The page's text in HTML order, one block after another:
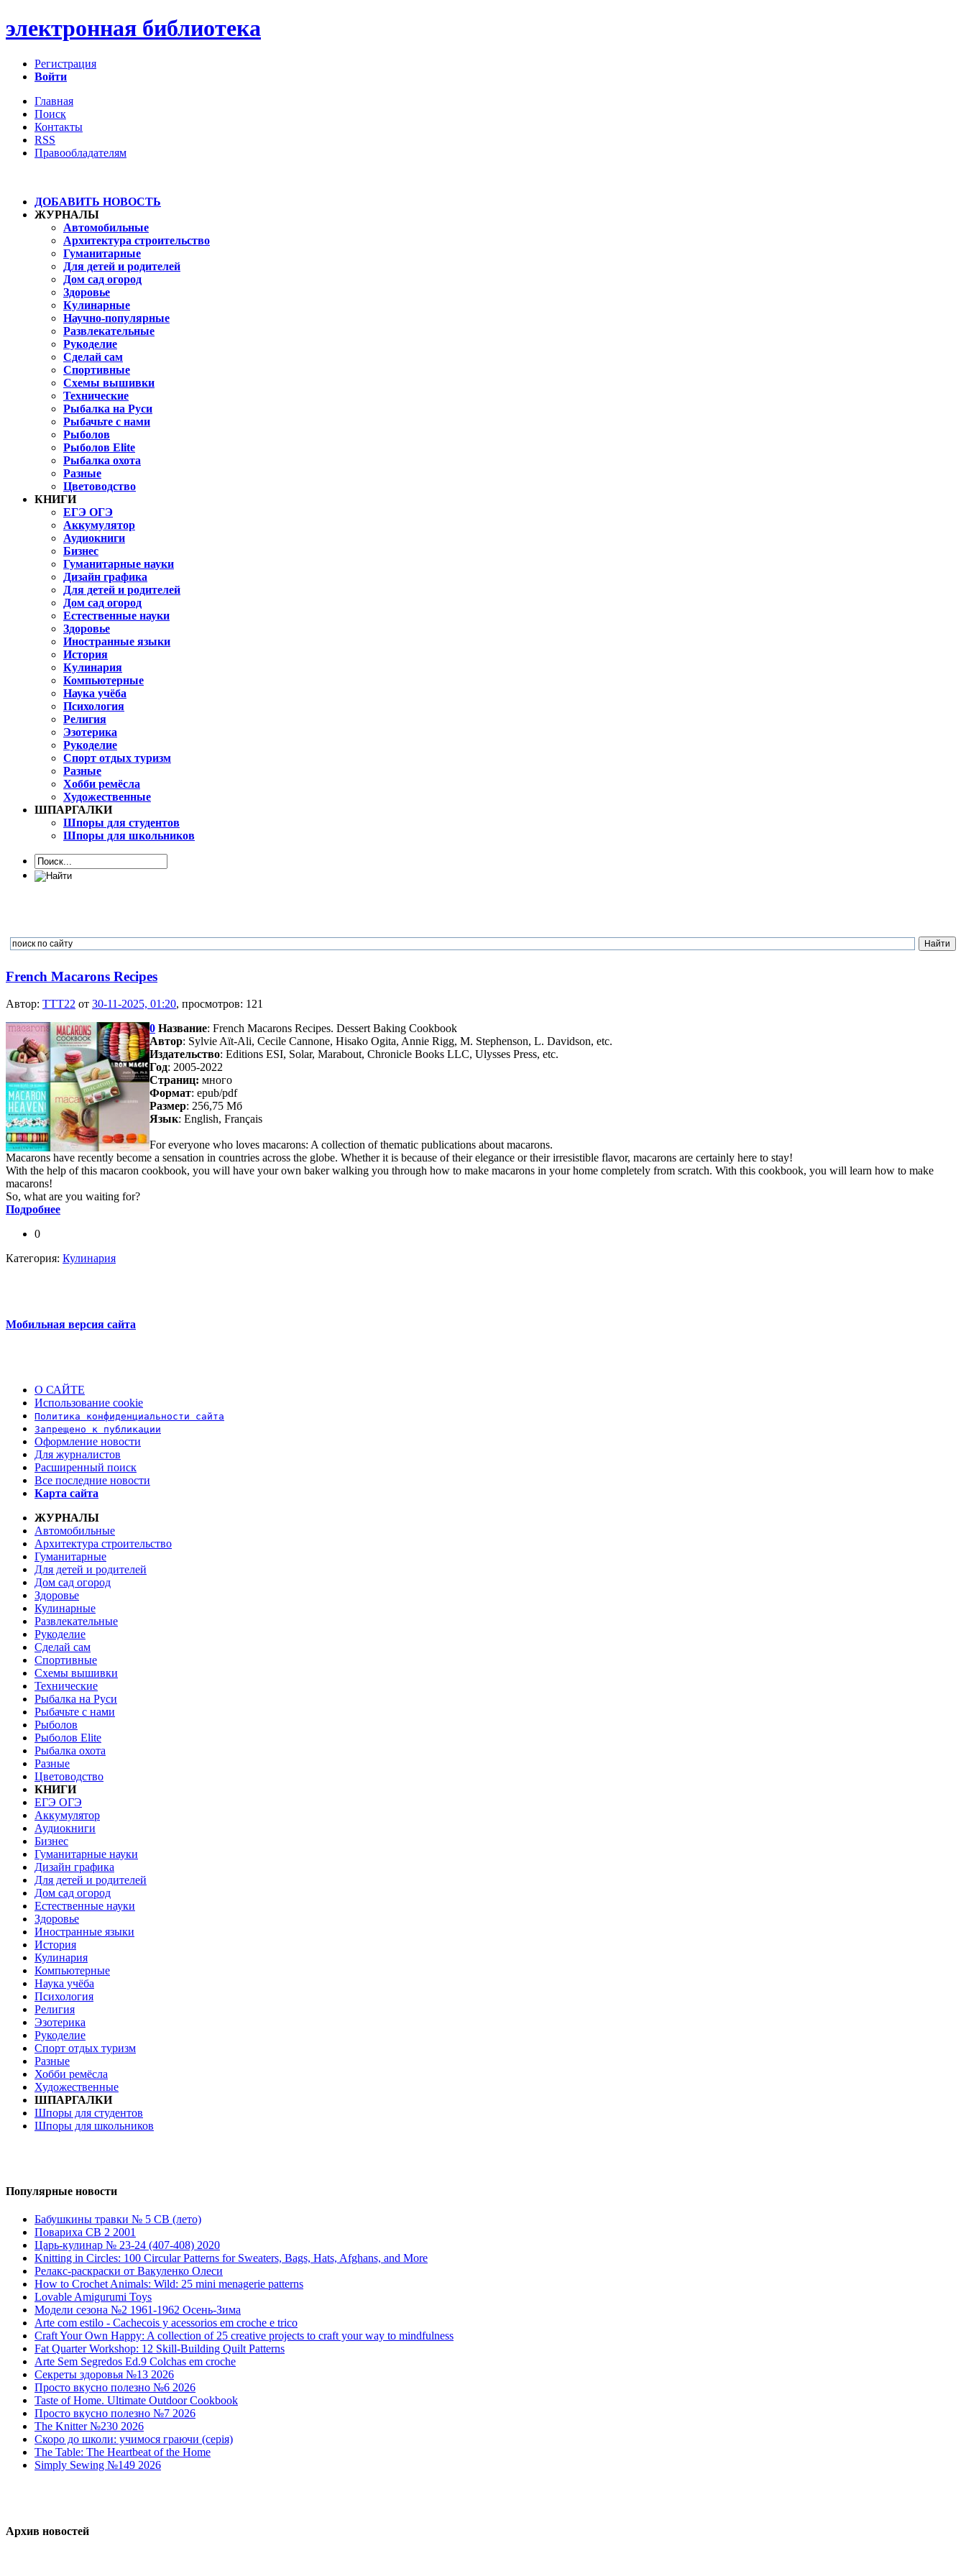
электронная библиотека
Регистрация
Войти
Главная
Поиск
Контакты
RSS
Правообладателям
ДОБАВИТЬ НОВОСТЬ
ЖУРНАЛЫ
Автомобильные
Архитектура строительство
Гуманитарные
Для детей и родителей
Дом сад огород
Здоровье
Кулинарные
Научно-популярные
Развлекательные
Рукоделие
Сделай сам
Спортивные
Схемы вышивки
Технические
Рыбалка на Руси
Рыбачьте с нами
Рыболов
Рыболов Elite
Рыбалка охота
Разные
Цветоводство
КНИГИ
ЕГЭ ОГЭ
Аккумулятор
Аудиокниги
Бизнес
Гуманитарные науки
Дизайн графика
Для детей и родителей
Дом сад огород
Естественные науки
Здоровье
Иностранные языки
История
Кулинария
Компьютерные
Наука учёба
Психология
Религия
Эзотерика
Рукоделие
Спорт отдых туризм
Разные
Хобби ремёсла
Художественные
ШПАРГАЛКИ
Шпоры для студентов
Шпоры для школьников
French Macarons Recipes
Автор: TTT22 от 30-11-2025, 01:20, просмотров: 121
0 Название: French Macarons Recipes. Dessert Baking Cookbook
Автор: Sylvie Aït-Ali, Cecile Cannone, Hisako Ogita, Annie Rigg, M. Stephenson, L. Davidson, etc.
Издательство: Editions ESI, Solar, Marabout, Chronicle Books LLC, Ulysses Press, etc.
Год: 2005-2022
Cтраниц: много
Формат: epub/pdf
Размер: 256,75 Мб
Язык: English, Français
For everyone who loves macarons: A collection of thematic publications about macarons.
Macarons have recently become a sensation in countries across the globe. Whether it is because of their elegance or their irresistible flavor, macarons are certainly here to stay!
With the help of this macaron cookbook, you will have your own baker walking you through how to make macarons in your home completely from scratch. With this cookbook, you will learn how to make
macarons!
So, what are you waiting for?
Подробнее
0
Категория: Кулинария
Мобильная версия сайта
О САЙТЕ
Использование cookie
Политика конфиденциальности сайта
Запрещено к публикации
Оформление новости
Для журналистов
Расширенный поиск
Все последние новости
Карта сайта
ЖУРНАЛЫ
Автомобильные
Архитектура строительство
Гуманитарные
Для детей и родителей
Дом сад огород
Здоровье
Кулинарные
Развлекательные
Рукоделие
Сделай сам
Спортивные
Схемы вышивки
Технические
Рыбалка на Руси
Рыбачьте с нами
Рыболов
Рыболов Elite
Рыбалка охота
Разные
Цветоводство
КНИГИ
ЕГЭ ОГЭ
Аккумулятор
Аудиокниги
Бизнес
Гуманитарные науки
Дизайн графика
Для детей и родителей
Дом сад огород
Естественные науки
Здоровье
Иностранные языки
История
Кулинария
Компьютерные
Наука учёба
Психология
Религия
Эзотерика
Рукоделие
Спорт отдых туризм
Разные
Хобби ремёсла
Художественные
ШПАРГАЛКИ
Шпоры для студентов
Шпоры для школьников
Популярные новости
Бабушкины травки № 5 СВ (лето)
Повариха СВ 2 2001
Царь-кулинар № 23-24 (407-408) 2020
Knitting in Circles: 100 Circular Patterns for Sweaters, Bags, Hats, Afghans, and More
Релакс-раскраски от Вакуленко Олеси
How to Crochet Animals: Wild: 25 mini menagerie patterns
Lovable Amigurumi Toys
Модели сезона №2 1961-1962 Осень-Зима
Arte com estilo - Cachecois у acessorios em croche e trico
Craft Your Own Happy: A collection of 25 creative projects to craft your way to mindfulness
Fat Quarter Workshop: 12 Skill-Building Quilt Patterns
Arte Sem Segredos Ed.9 Colchas em croche
Секреты здоровья №13 2026
Просто вкусно полезно №6 2026
Taste of Home. Ultimate Outdoor Cookbook
Просто вкусно полезно №7 2026
The Knitter №230 2026
Скоро до школи: учимося граючи (серія)
The Table: The Heartbeat of the Home
Simply Sewing №149 2026
Архив новостей